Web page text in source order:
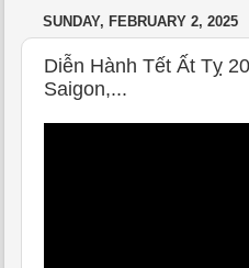
SUNDAY, FEBRUARY 2, 2025
Diễn Hành Tết Ất Tỵ
Saigon,...